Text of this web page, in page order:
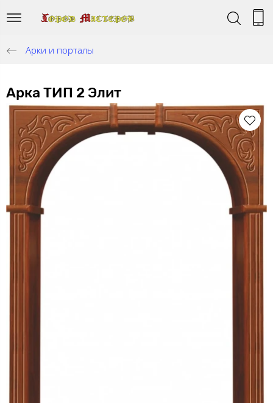
Арки и порталы
Арка ТИП 2 Элит